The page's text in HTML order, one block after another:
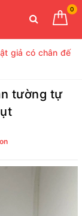
0
giả có chân đế
tường tự